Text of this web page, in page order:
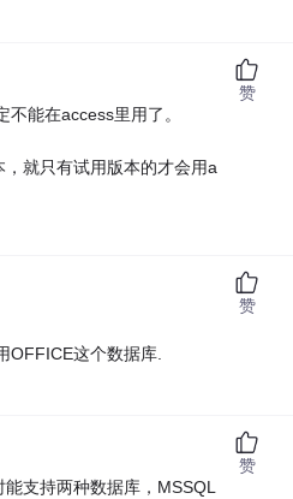
能在access里用了。
就只有试用版本的才会用a
赞
OFFICE这个数据库.
赞
支持两种数据库，MSSQL
赞